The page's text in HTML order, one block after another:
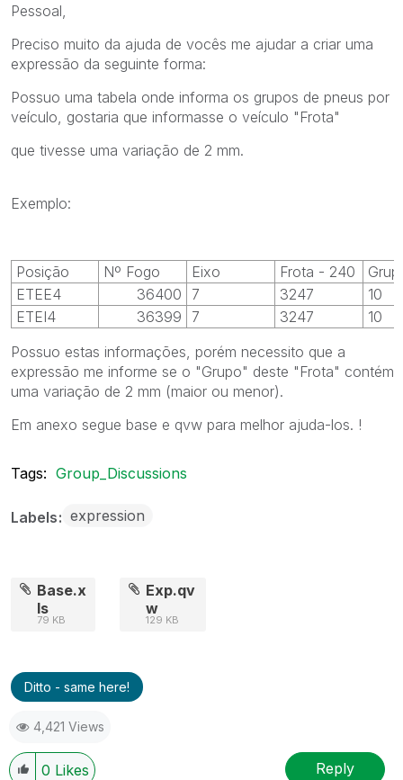
Pessoal,
Preciso muito da ajuda de vocês me ajudar a criar uma
expressão da seguinte forma:
Possuo uma tabela onde informa os grupos de pneus por
veículo, gostaria que informasse o veículo "Frota"
que tivesse uma variação de 2 mm.
Exemplo:
Posição Nº Fogo Eixo Frota - 240
ETEE4
36400 7 3247
10
ETEI4
36399 7 3247
10
Possuo estas informações, porém necessito que a
expressão me informe se o "Grupo" deste "Frota" contém
uma variação de 2 mm (maior ou menor).
Em anexo segue base e qvw para melhor ajuda-los. !
Tags: Group_Discussions
Labels expression
Base.x
ls
79 KB
Exp.qv
w
129 KB
Ditto - same here!
4,421 Views
0 Likes Reply